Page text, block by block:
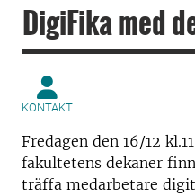
DigiFika med
KONTAKT
Fredagen den 16/12
fakultetens dekaner
träffa medarbetare